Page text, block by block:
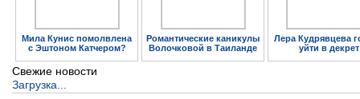
Мила Кунис помолвлена
с Эштоном Катчером?
Романтические каникулы
Волочковой в Таиланде
Лера Кудрявцева
уйти в декрет
Свежие новости
Загрузка...